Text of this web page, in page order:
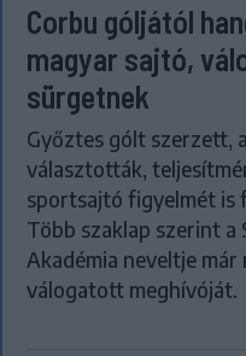
Corbu góljától
magyar sajtó,
sürgetnek
Győztes gólt szerzett,
választották,
sportsajtó figyelmét is
Több szaklap szerint a
Akadémia neveltje már
válogatott meghívóját.